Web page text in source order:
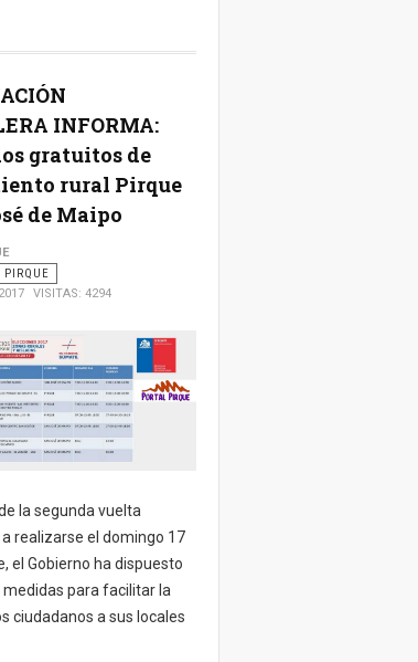
INFORMA:
gratuitos de
rural Pirque
de Maipo
PIRQUE
VISITAS: 4294
la segunda vuelta
realizarse el domingo 17
el Gobierno ha dispuesto
medidas para facilitar la
ciudadanos a sus locales